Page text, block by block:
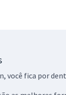
você fica por